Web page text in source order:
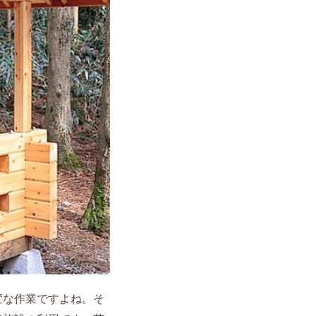
作業ですよね。そ